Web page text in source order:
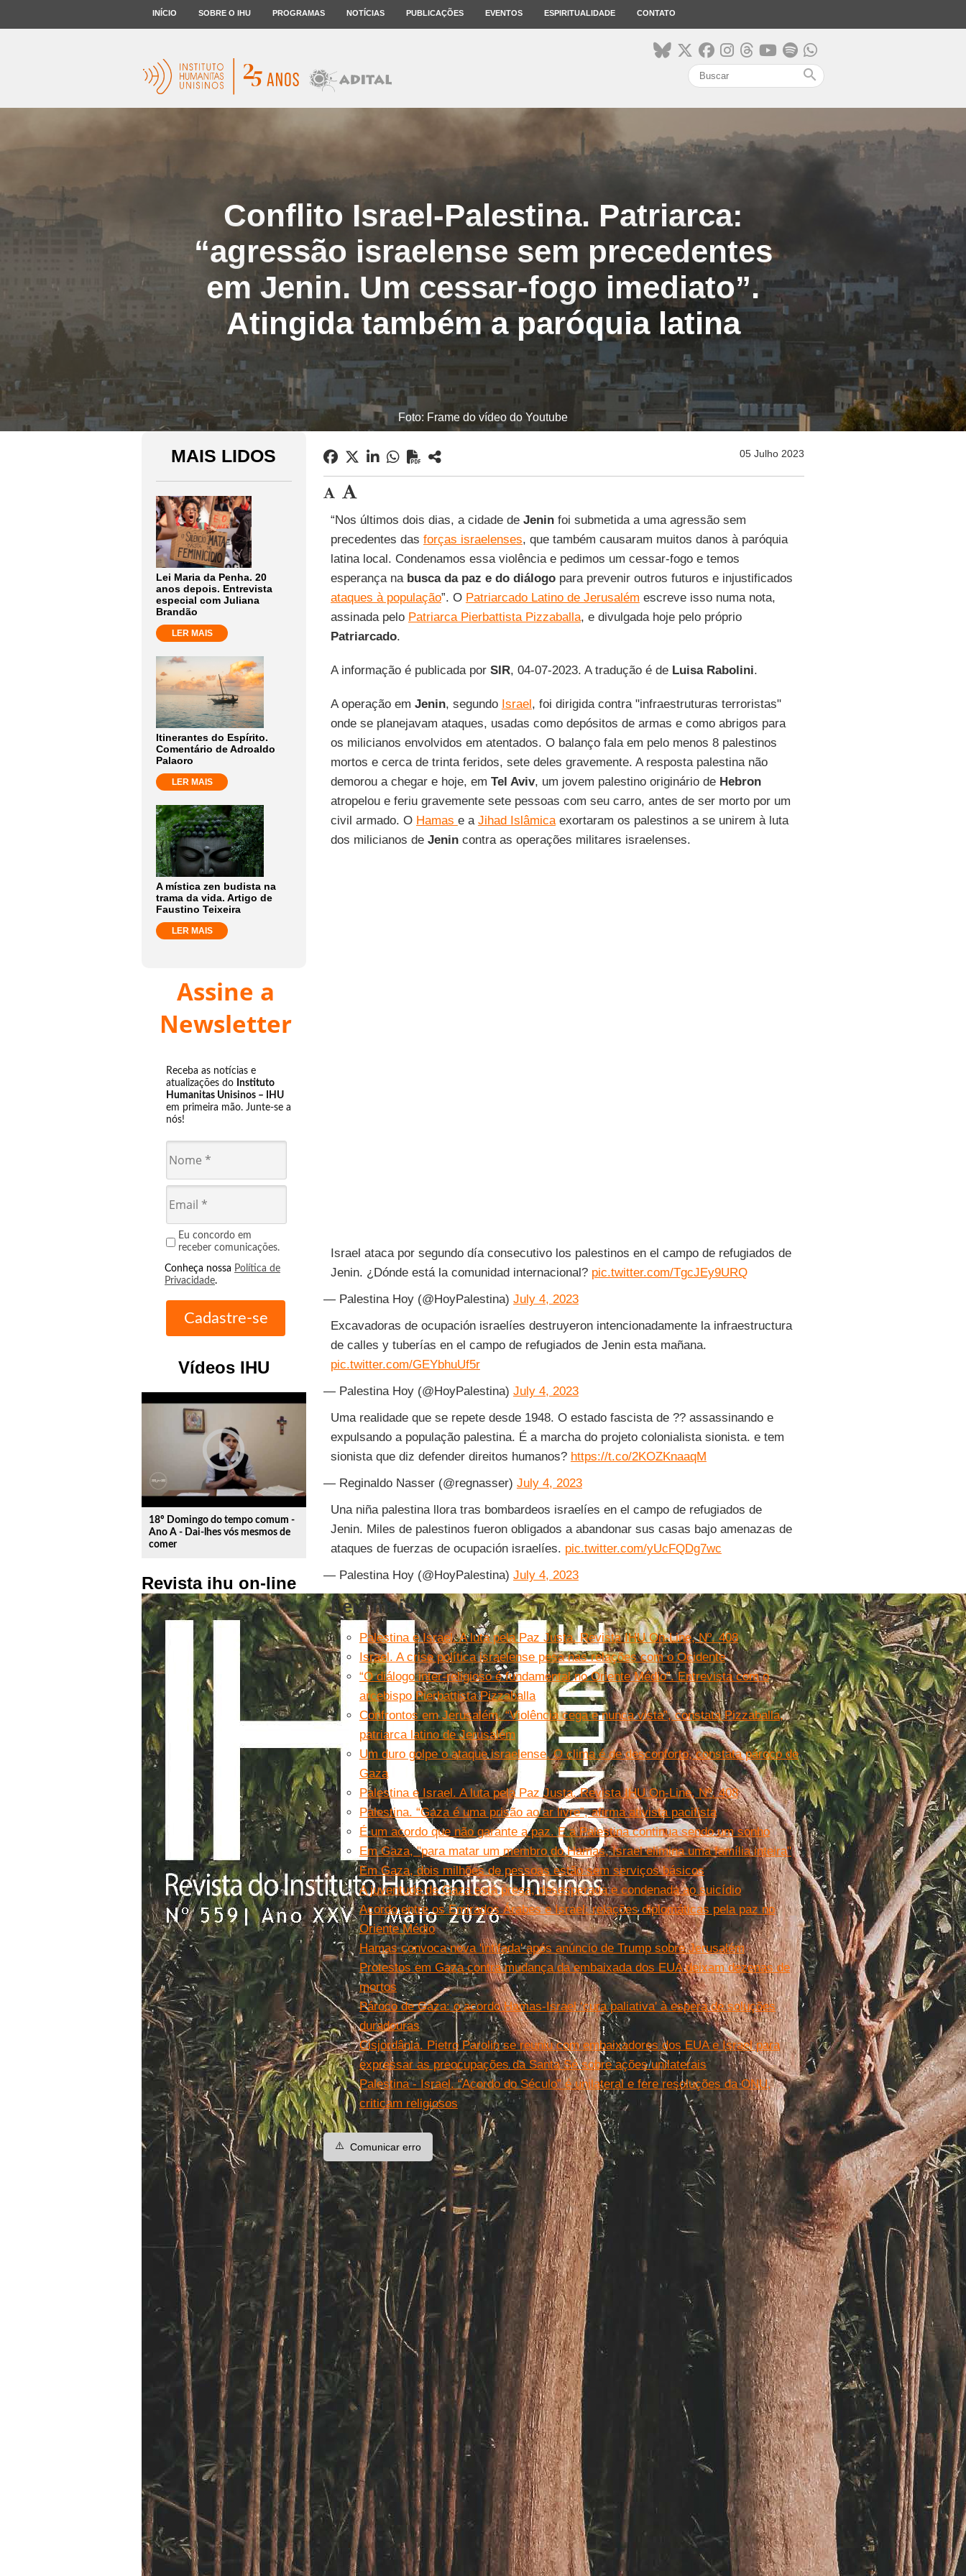
INÍCIO SOBRE O IHU PROGRAMAS NOTÍCIAS PUBLICAÇÕES EVENTOS ESPIRITUALIDADE CONTATO
search
Conflito Israel-Palestina. Patriarca:
“agressão israelense sem precedentes
em Jenin. Um cessar-fogo imediato”.
Atingida também a paróquia latina
Foto: Frame do vídeo do Youtube
MAIS LIDOS
Lei Maria da Penha. 20
anos depois. Entrevista
especial com Juliana
Brandão
LER MAIS
Itinerantes do Espírito.
Comentário de Adroaldo
Palaoro
LER MAIS
A mística zen budista na
trama da vida. Artigo de
Faustino Teixeira
LER MAIS
Assine a
Newsletter
Receba as notícias e
atualizações do Instituto
Humanitas Unisinos – IHU
em primeira mão. Junte-se a
nós!
Eu concordo em
receber comunicações.
Conheça nossa Política de
Privacidade.
Vídeos IHU
play_circle_outline
18º Domingo do tempo comum -
Ano A - Dai-lhes vós mesmos de
comer
Revista ihu on-line
05 Julho 2023
“Nos últimos dois dias, a cidade de Jeninfoi submetida a uma agressão sem
precedentes das forças israelenses, que também causaram muitos danos à paróquia
latina local. Condenamos essa violência e pedimos um cessar-fogo e temos
esperança na busca da paz e do diálogopara prevenir outros futuros e injustificados
ataques à população”. O Patriarcado Latino de Jerusalém escreve isso numa nota,
assinada pelo Patriarca Pierbattista Pizzaballa, e divulgada hoje pelo próprio
Patriarcado.
A informação é publicada por SIR, 04-07-2023. A tradução é de Luisa Rabolini.
A operação em Jenin, segundo Israel, foi dirigida contra "infraestruturas terroristas"
onde se planejavam ataques, usadas como depósitos de armas e como abrigos para
os milicianos envolvidos em atentados. O balanço fala em pelo menos 8 palestinos
mortos e cerca de trinta feridos, sete deles gravemente. A resposta palestina não
demorou a chegar e hoje, em Tel Aviv, um jovem palestino originário de Hebron
atropelou e feriu gravemente sete pessoas com seu carro, antes de ser morto por um
civil armado. O Hamas e a Jihad Islâmicaexortaram os palestinos a se unirem à luta
dos milicianos de Jenincontra as operações militares israelenses.
Israel ataca por segundo día consecutivo los palestinos en el campo de refugiados de
Jenin. ¿Dónde está la comunidad internacional? pic.twitter.com/TgcJEy9URQ
— Palestina Hoy (@HoyPalestina) July 4, 2023
Excavadoras de ocupación israelíes destruyeron intencionadamente la infraestructura
de calles y tuberías en el campo de refugiados de Jenin esta mañana.
pic.twitter.com/GEYbhuUf5r
— Palestina Hoy (@HoyPalestina) July 4, 2023
Uma realidade que se repete desde 1948. O estado fascista de ?? assassinando e
expulsando a população palestina. É a marcha do projeto colonialista sionista. e tem
sionista que diz defender direitos humanos? https://t.co/2KOZKnaaqM
— Reginaldo Nasser (@regnasser) July 4, 2023
Una niña palestina llora tras bombardeos israelíes en el campo de refugiados de
Jenin. Miles de palestinos fueron obligados a abandonar sus casas bajo amenazas de
ataques de fuerzas de ocupación israelíes. pic.twitter.com/yUcFQDg7wc
— Palestina Hoy (@HoyPalestina) July 4, 2023
Leia mais
Palestina e Israel. A luta pela Paz Justa. Revista IHU On-Line, Nº. 408
Israel. A crise política israelense pesa nas relações com o Ocidente
“O diálogo inter-religioso é fundamental no Oriente Médio”. Entrevista com o
arcebispo Pierbattista Pizzaballa
Confrontos em Jerusalém. “Violência cega e nunca vista”, constata Pizzaballa,
patriarca latino de Jerusalém
Um duro golpe o ataque israelense. O clima é de desconforto, constata pároco de
Gaza
Palestina e Israel. A luta pela Paz Justa. Revista IHU On-Line, Nº. 408
Palestina. “Gaza é uma prisão ao ar livre”, afirma ativista pacifista
É um acordo que não garante a paz. E a Palestina continua sendo um sonho
Em Gaza, "para matar um membro do Hamas, Israel elimina uma família inteira"
Em Gaza, dois milhões de pessoas estão sem serviços básicos
A juventude de Gaza está presa, desesperada e condenada ao suicídio
Acordo entre os Emirados Árabes e Israel: relações diplomáticas pela paz no
Oriente Médio
Hamas convoca nova 'intifada' após anúncio de Trump sobre Jerusalém
Protestos em Gaza contra mudança da embaixada dos EUA deixam dezenas de
mortos
Pároco de Gaza: o acordo Hamas-Israel ‘cura paliativa' à espera de soluções
duradouras
Cisjordânia. Pietro Parolin se reuniu com embaixadores dos EUA e Israel para
expressar as preocupações da Santa Sé sobre ações unilaterais
Palestina - Israel. “Acordo do Século” é unilateral e fere resoluções da ONU,
criticam religiosos
⚠️ Comunicar erro